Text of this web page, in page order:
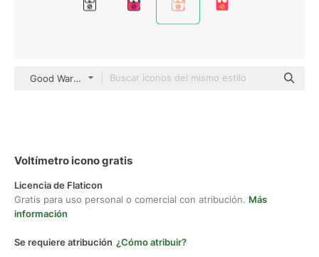
Good Ware Gradient
Voltímetro icono gratis
Licencia de Flaticon
Gratis para uso personal o comercial con atribución. Más
información
Se requiere atribución ¿Cómo atribuir?